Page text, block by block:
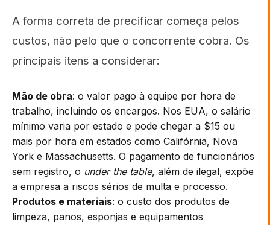
A forma correta de precificar começa pelos
custos, não pelo que o concorrente cobra. Os
principais itens a considerar:
Mão de obra: o valor pago à equipe por hora de
trabalho, incluindo os encargos. Nos EUA, o salário
mínimo varia por estado e pode chegar a $15 ou
mais por hora em estados como Califórnia, Nova
York e Massachusetts. O pagamento de funcionários
sem registro, o under the table, além de ilegal, expõe
a empresa a riscos sérios de multa e processo.
Produtos e materiais: o custo dos produtos de
limpeza, panos, esponjas e equipamentos